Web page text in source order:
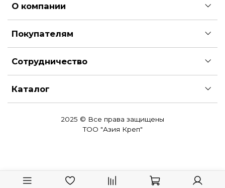
О компании
Покупателям
Сотрудничество
Каталог
2025 © Все права защищены
ТОО "Азия Креп"